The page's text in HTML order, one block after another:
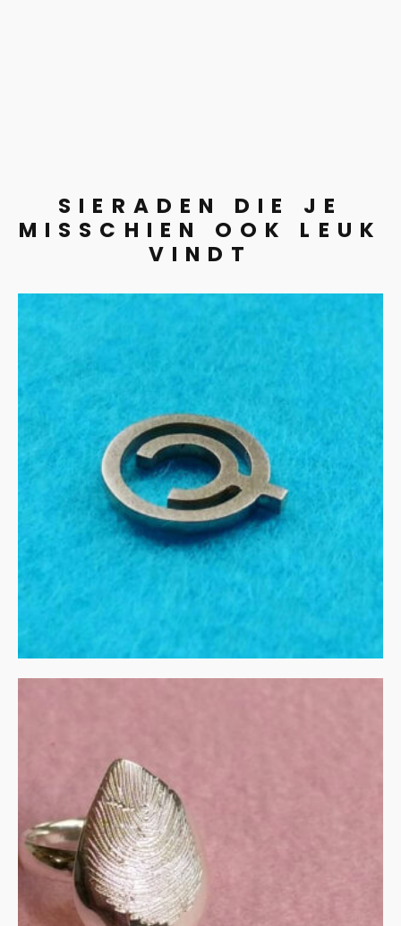
SIERADEN DIE JE
MISSCHIEN OOK LEUK
VINDT
Logo in 14ct goud
MEER INFORMATIE
Ring vingerafdruk zilver
MEER INFORMATIE